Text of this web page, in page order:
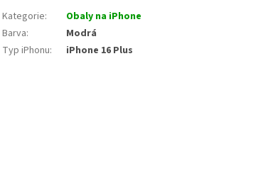
Kategorie:
Obaly na iPhone
Barva:
Modrá
Typ iPhonu: iPhone 16 Plus